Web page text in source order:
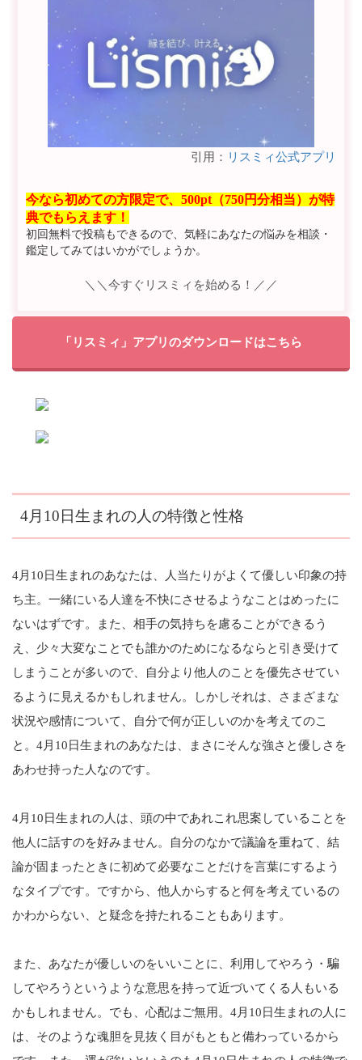
引用： リスミィ公式アプリ
今なら初めての方限定で、500pt（750円分相当）が特
典でもらえます！
初回無料で投稿もできるので、気軽にあなたの悩みを相談・
鑑定してみてはいかがでしょうか。
＼＼今すぐリスミィを始める！／／
「リスミィ」アプリのダウンロードはこちら
4月10日生まれの人の特徴と性格
4月10日生まれのあなたは、人当たりがよくて優しい印象の持
ち主。一緒にいる人達を不快にさせるようなことはめったに
ないはずです。また、相手の気持ちを慮ることができるう
え、少々大変なことでも誰かのためになるならと引き受けて
しまうことが多いので、自分より他人のことを優先させてい
るように見えるかもしれません。しかしそれは、さまざまな
状況や感情について、自分で何が正しいのかを考えてのこ
と。4月10日生まれのあなたは、まさにそんな強さと優しさを
あわせ持った人なのです。
4月10日生まれの人は、頭の中であれこれ思案していることを
他人に話すのを好みません。自分のなかで議論を重ねて、結
論が固まったときに初めて必要なことだけを言葉にするよう
なタイプです。ですから、他人からすると何を考えているの
かわからない、と疑念を持たれることもあります。
また、あなたが優しいのをいいことに、利用してやろう・騙
してやろうというような意思を持って近づいてくる人もいる
かもしれません。でも、心配はご無用。4月10日生まれの人に
は、そのような魂胆を見抜く目がもともと備わっているから